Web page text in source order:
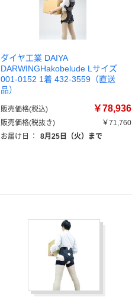
ダイヤ工業 DAIYA
DARWINGHakobelude Lサイズ
001-0152 1着 432-3559（直送
品）
販売価格(税込) ￥78,936
販売価格(税抜き)
￥71,760
お届け日
： 8月25日（火）まで